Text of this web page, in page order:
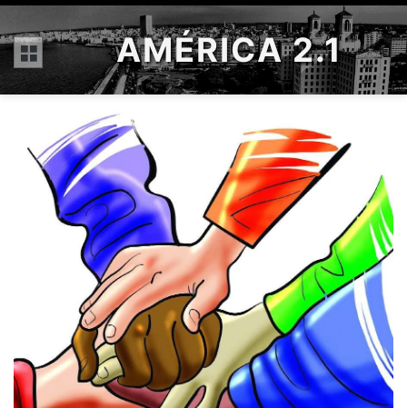
Menú AMÉRICA 2.1